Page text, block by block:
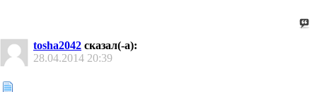
tosha2042 сказал(-а):
28.04.2014 20:39